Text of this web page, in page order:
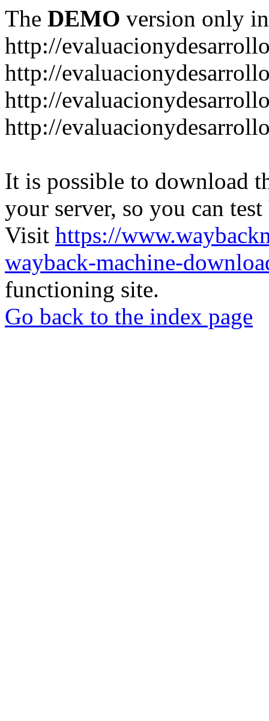
The DEMO version only
http://
http://
http://
http://
It is possible to download
your server, so you can
Visit https://
wayback-machine-
functioning site.
Go back to the index page